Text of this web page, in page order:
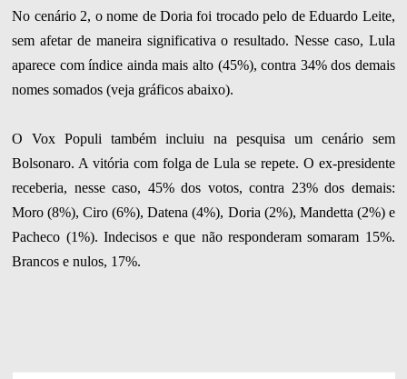
No cenário 2, o nome de Doria foi trocado pelo de Eduardo Leite,
sem afetar de maneira significativa o resultado. Nesse caso, Lula
aparece com índice ainda mais alto (45%), contra 34% dos demais
nomes somados (veja gráficos abaixo).
O Vox Populi também incluiu na pesquisa um cenário sem
Bolsonaro. A vitória com folga de Lula se repete. O ex-presidente
receberia, nesse caso, 45% dos votos, contra 23% dos demais:
Moro (8%), Ciro (6%), Datena (4%), Doria (2%), Mandetta (2%) e
Pacheco (1%). Indecisos e que não responderam somaram 15%.
Brancos e nulos, 17%.